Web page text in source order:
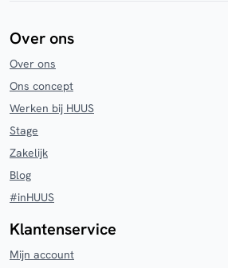
Over ons
Over ons
Ons concept
Werken bij HUUS
Stage
Zakelijk
Blog
#inHUUS
Klantenservice
Mijn account